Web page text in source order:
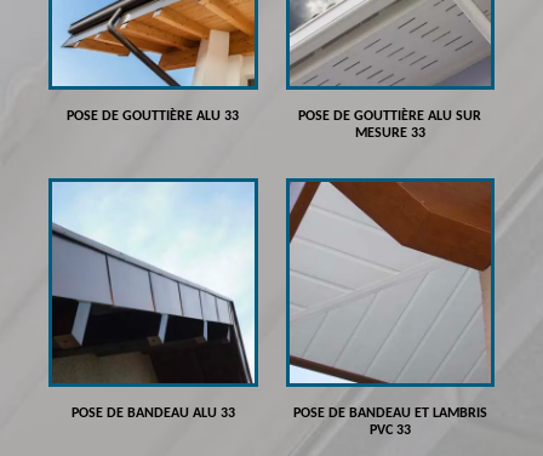
POSE DE GOUTTIÈRE ALU 33
POSE DE GOUTTIÈRE ALU SUR
MESURE 33
POSE DE BANDEAU ALU 33
POSE DE BANDEAU ET LAMBRIS
PVC 33